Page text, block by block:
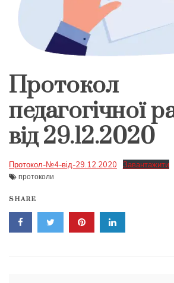
Протокол
педагогічної
від 29.12.2020
Протокол-№4-вiд-29.12.2020 Завантажити
протоколи
SHARE